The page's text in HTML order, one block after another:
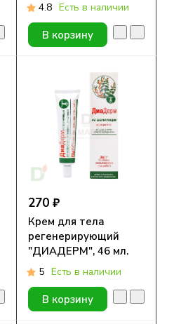
4.8 Есть в наличии
В корзину
270 ₽
Крем для тела
регенерирующий
"ДИАДЕРМ", 46 мл.
5 Есть в наличии
В корзину